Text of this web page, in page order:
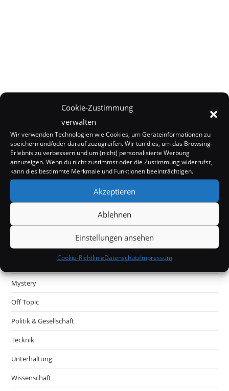
Cookie-Zustimmung
verwalten
Wir verwenden Technologien wie Cookies, um Geräteinformationen zu
speichern und/oder darauf zuzugreifen. Wir tun dies, um das Browsing-
Erlebnis zu verbessern und um (nicht) personalisierte Werbung
anzuzeigen. Wenn du nicht zustimmst oder die Zustimmung widerrufst,
kann dies bestimmte Merkmale und Funktionen beeinträchtigen.
Akzeptieren
Ablehnen
Einstellungen ansehen
Cookie-RichtlinieDatenschutzImpressum
Mystery
Off Topic
Politik & Gesellschaft
Tecknik
Unterhaltung
Wissenschaft